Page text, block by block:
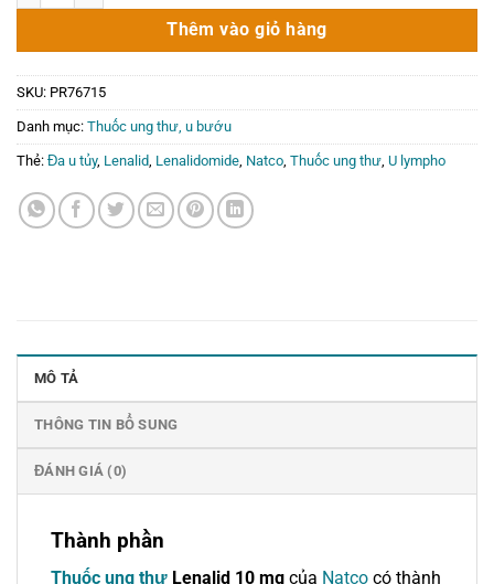
2.000.000₫.
là:
0₫.
Thêm vào giỏ hàng
SKU: PR76715
Danh mục: Thuốc ung thư, u bướu
Thẻ: Đa u tủy, Lenalid Lenalidomide Natco Thuốc ung thư U lympho
MÔ TẢ
THÔNG TIN BỔ SUNG
ĐÁNH GIÁ (0)
Thành phần
Thuốc ung thư Lenalid 10 mg của Natco có thành